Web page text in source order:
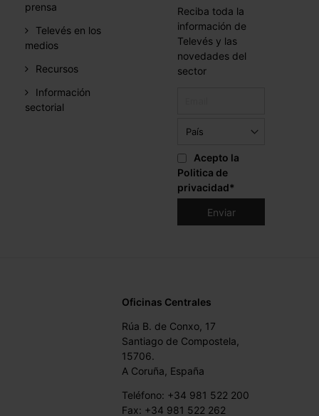
prensa
Televés en los
medios
Recursos
Información
sectorial
Reciba toda la
información de
Televés y las
novedades del
sector
Acepto la
Politica de
privacidad*
Oficinas Centrales
Rúa B. de Conxo, 17
Santiago de Compostela,
15706.
A Coruña, España
Teléfono: +34 981 522 200
Fax: +34 981 522 262